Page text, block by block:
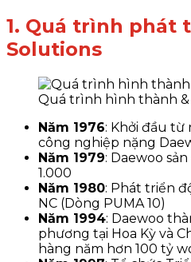
1. Quá trình phát
Solutions
Quá trình hình thành
Năm 1976: Khởi đầu từ
công nghiệp nặng
Năm 1979: Daewoo
1.000
Năm 1980: Phát triển
NC (Dòng PUMA 10)
Năm 1994: Daewoo
phương tại Hoa Kỳ và
hàng năm hơn 100 tỷ